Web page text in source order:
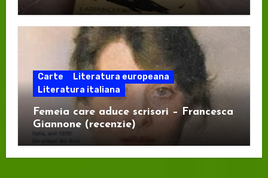
Carte
Literatura europeana
Literatura italiana
Femeia care aduce scrisori – Francesca
Giannone (recenzie)